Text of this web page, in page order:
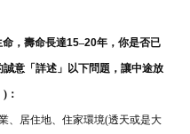
，壽命長達15–20年，你是否已
意「詳述」以下問題，讓中途放
：
、居住地、住家環境(透天或是大